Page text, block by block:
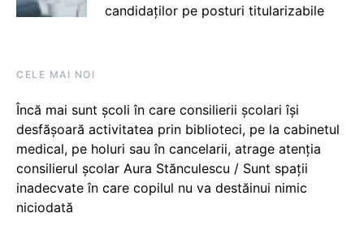
candidaților pe posturi titularizabile
CELE MAI NOI
Încă mai sunt școli în care consilierii școlari își
desfășoară activitatea prin biblioteci, pe la cabinetul
medical, pe holuri sau în cancelarii, atrage atenția
consilierul școlar Aura Stănculescu / Sunt spații
inadecvate în care copilul nu va destăinui nimic
niciodată